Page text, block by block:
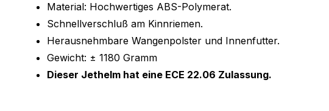
Material: Hochwertiges ABS-Polymerat.
Schnellverschluß am Kinnriemen.
Herausnehmbare Wangenpolster und Innenfutter.
Gewicht: ± 1180 Gramm
Dieser Jethelm hat eine ECE 22.06 Zulassung.